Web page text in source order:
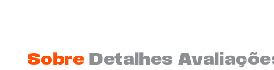
Sobre Detalhes